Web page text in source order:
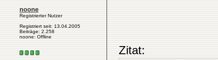
noone
Registrierter Nutzer
Registriert seit: 13.04.2005
Beiträge: 2.258
noone: Offline
Zitat: